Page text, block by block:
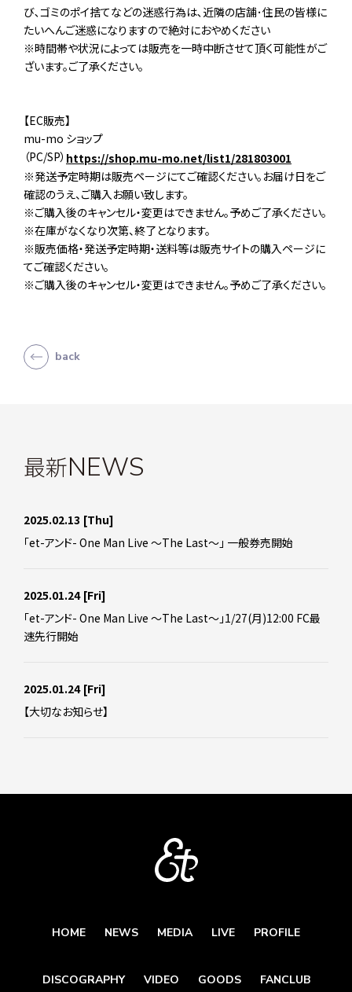
び､ゴミのポイ捨てなどの迷惑行為は､近隣の店舗･住民の皆様に
たいへんご迷惑になりますので絶対におやめください
※時間帯や状況によっては販売を一時中断させて頂く可能性がご
ざいます。ご了承ください。
【EC販売】
mu-mo ショップ
（PC/SP） https://shop.mu-mo.net/list1/281803001
※発送予定時期は販売ページにてご確認ください。お届け日をご
確認のうえ、ご購入お願い致します。
※ご購入後のキャンセル・変更はできません。予めご了承ください。
※在庫がなくなり次第、終了となります。
※販売価格・発送予定時期・送料等は販売サイトの購入ページに
てご確認ください。
※ご購入後のキャンセル・変更はできません。予めご了承ください。
back
最新NEWS
2025.02.13 [Thu]
「et-アンド- One Man Live ～The Last～」 一般券売開始
2025.01.24 [Fri]
「et-アンド- One Man Live ～The Last～」1/27(月)12:00 FC最
速先行開始
2025.01.24 [Fri]
【大切なお知らせ】
HOME NEWS MEDIA LIVE PROFILE
DISCOGRAPHY VIDEO GOODS FANCLUB